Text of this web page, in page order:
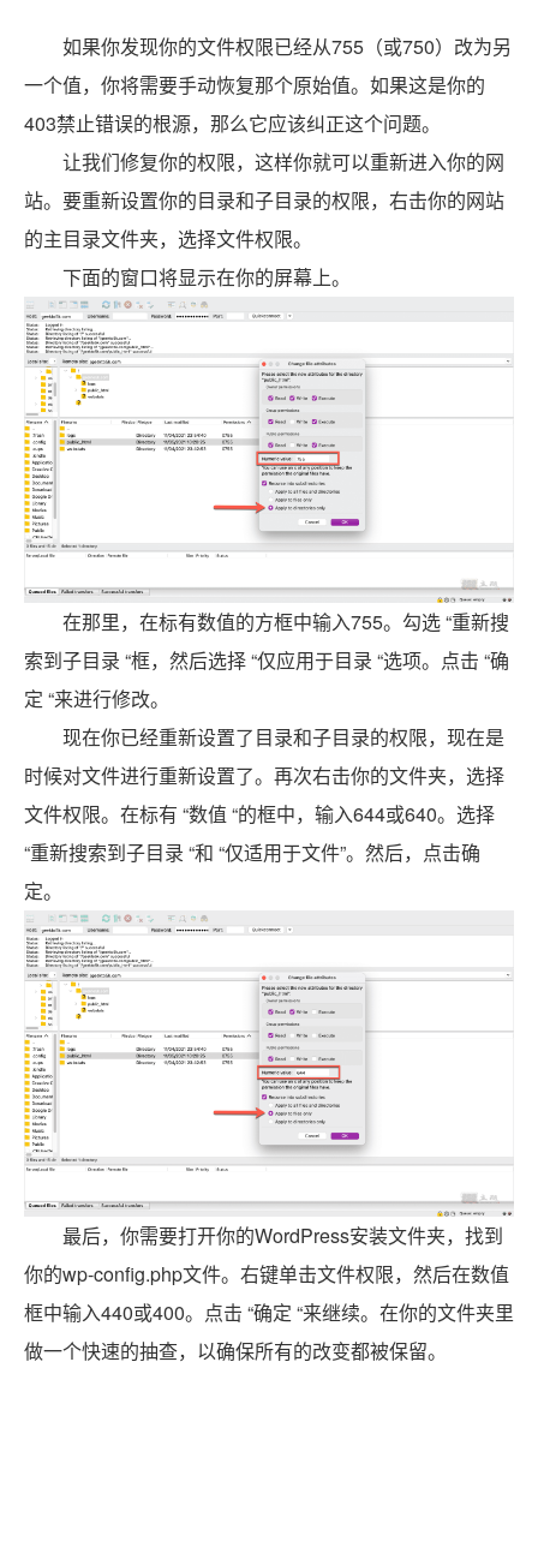
如果你发现你的文件权限已经从755（或750）改为另
一个值，你将需要手动恢复那个原始值。如果这是你的
403禁止错误的根源，那么它应该纠正这个问题。
让我们修复你的权限，这样你就可以重新进入你的网
站。要重新设置你的目录和子目录的权限，右击你的网站
的主目录文件夹，选择文件权限。
下面的窗口将显示在你的屏幕上。
在那里，在标有数值的方框中输入755。勾选 “重新搜
索到子目录 “框，然后选择 “仅应用于目录 “选项。点击 “确
定 “来进行修改。
现在你已经重新设置了目录和子目录的权限，现在是
时候对文件进行重新设置了。再次右击你的文件夹，选择
文件权限。在标有 “数值 “的框中，输入644或640。选择
“重新搜索到子目录 “和 “仅适用于文件”。然后，点击确
定。
最后，你需要打开你的WordPress安装文件夹，找到
你的wp-config.php文件。右键单击文件权限，然后在数值
框中输入440或400。点击 “确定 “来继续。在你的文件夹里
做一个快速的抽查，以确保所有的改变都被保留。